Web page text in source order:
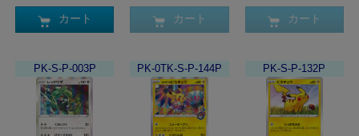
カート カート カート
PK-S-P-003P PK-0TK-S-P-144P PK-S-P-132P